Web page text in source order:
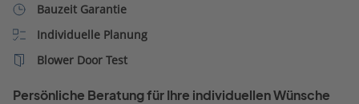
Bauzeit Garantie
Individuelle Planung
Blower Door Test
Persönliche Beratung für Ihre individuellen Wünsche